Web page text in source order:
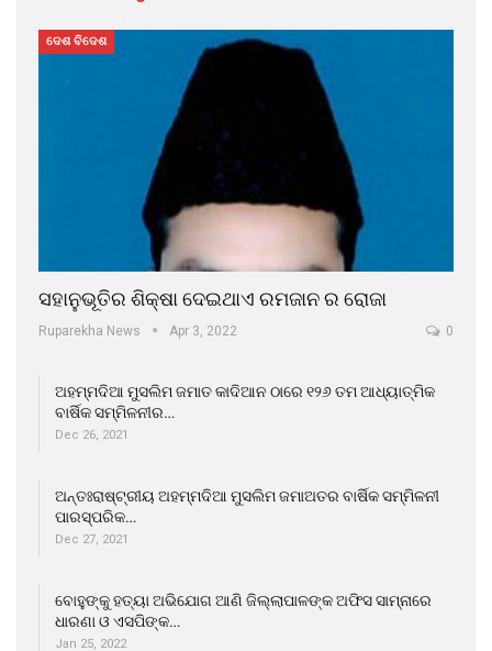
ଦେଶ ବିଦେଶ
ସହାନୁଭୂତିର ଶିକ୍ଷା ଦେଇଥାଏ ରମଜାନ ର ରୋଜା
Ruparekha News Apr 3, 2022 0
ଅହମ୍ମଦିଆ ମୁସଲିମ ଜମାତ କାଦିଆନ ଠାରେ ୧୨୬ ତମ ଆଧ୍ୟାତ୍ମିକ
ବାର୍ଷିକ ସମ୍ମିଳନୀର…
Dec 26, 2021
ଅନ୍ତଃରାଷ୍ଟ୍ରୀୟ ଅହମ୍ମଦିଆ ମୁସଲିମ ଜମାଅତର ବାର୍ଷିକ ସମ୍ମିଳନୀ
ପାରସ୍ପରିକ…
Dec 27, 2021
ବୋହୁଙ୍କୁ ହତ୍ୟା ଅଭିଯୋଗ ଆଣି ଜିଲ୍ଲାପାଳଙ୍କ ଅଫିସ ସାମ୍ନାରେ
ଧାରଣା ଓ ଏସପିଙ୍କ…
Jan 25, 2022